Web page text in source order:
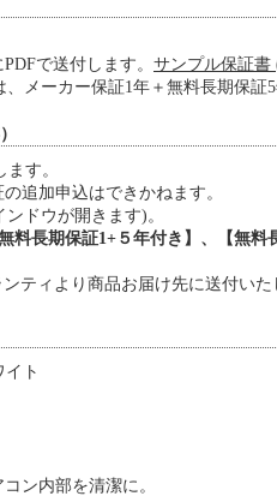
で送付します。 サンプル保証書
メーカー保証1年＋無料長期保証5
す。
追加申込はできかねます。
ドウが開きます)。
長期保証1+５年付き】、【無料
ティより商品お届け先に送付いた
ト
ン内部を清潔に。